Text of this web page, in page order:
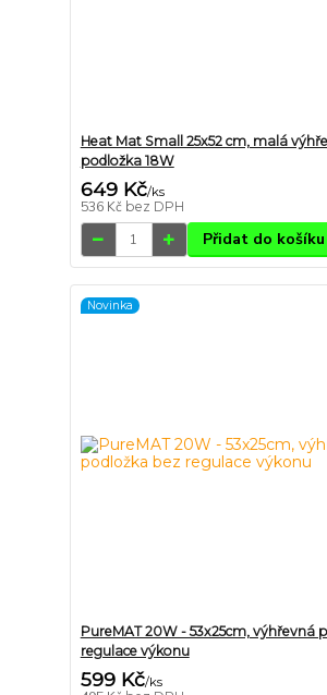
Heat Mat Small 25x52 cm, malá
podložka 18W
649 Kč/ks
536 Kč bez DPH
Přidat do košíku
Novinka
PureMAT 20W - 53x25cm, výhřevná
regulace výkonu
599 Kč/ks